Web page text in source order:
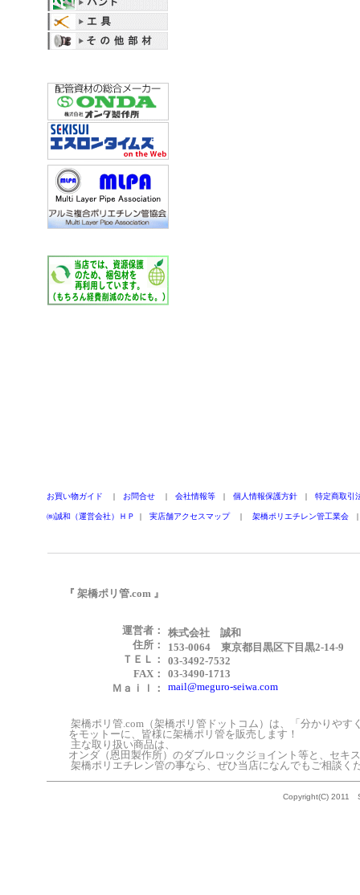
お買い物ガイド | お問合せ| 会社情報等| 個人情報保護方針| 特定商取引
㈱誠和（運営会社）ＨＰ | 実店舗アクセスマップ| 架橋ポリエチレン管工業会
『 架橋ポリ管.com 』
運営者：
住所：
ＴＥＬ：
FAX：
Ｍａｉｌ：
株式会社 誠和
153-0064 東京都目黒区下目黒2-14-9
03-3492-7532
03-3490-1713
mail@meguro-seiwa.com
架橋ポリ管.com（架橋ポリ管ドットコム）は、「分かりやす
をモットーに、皆様に架橋ポリ管を販売します！
主な取り扱い商品は、
オンダ（恩田製作所）のダブルロックジョイント等と、セキ
架橋ポリエチレン管の事なら、ぜひ当店になんでもご相談く
Copyright(C) 2011